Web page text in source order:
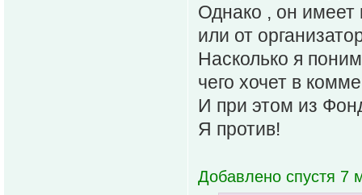
Однако , он имеет
или от
Насколько я
чего хочет в
И при этом из
Я против!
Добавлено спустя 7